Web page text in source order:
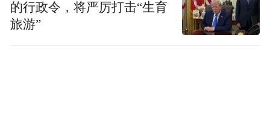
的行政令，将严厉打击“生育
旅游”